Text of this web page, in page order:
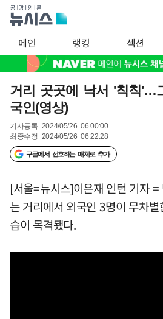
메인 랭킹 섹션
거리 곳곳에 낙서 '칙칙'…
국인(영상)
기사등록 2024/05/26 06:00:00
최종수정 2024/05/26 06:22:28
구글에서 선호하는 매체로 추가
[서울=뉴시스]이은재 인턴 기자
는 거리에서 외국인 3명이 무차
습이 목격됐다.